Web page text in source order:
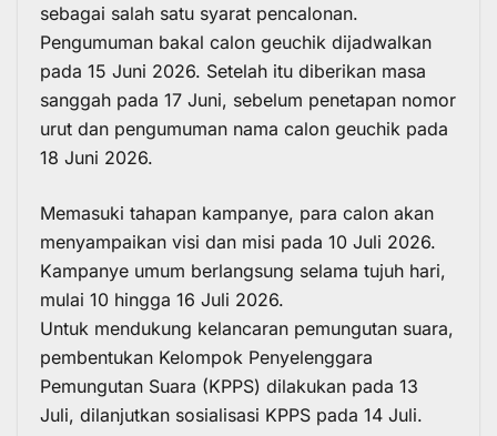
sebagai salah satu syarat pencalonan.
Pengumuman bakal calon geuchik dijadwalkan
pada 15 Juni 2026. Setelah itu diberikan masa
sanggah pada 17 Juni, sebelum penetapan nomor
urut dan pengumuman nama calon geuchik pada
18 Juni 2026.
Memasuki tahapan kampanye, para calon akan
menyampaikan visi dan misi pada 10 Juli 2026.
Kampanye umum berlangsung selama tujuh hari,
mulai 10 hingga 16 Juli 2026.
Untuk mendukung kelancaran pemungutan suara,
pembentukan Kelompok Penyelenggara
Pemungutan Suara (KPPS) dilakukan pada 13
Juli, dilanjutkan sosialisasi KPPS pada 14 Juli.